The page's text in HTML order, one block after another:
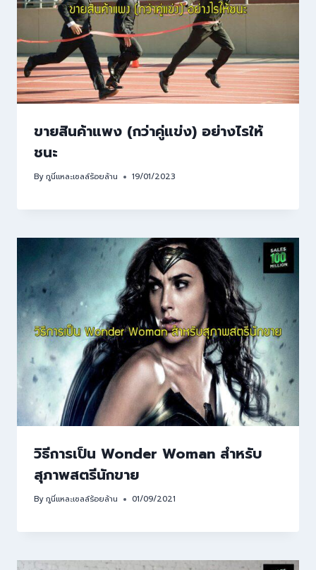
ขายสินค้าแพง (กว่าคู่แข่ง) อย่างไรให้
ชนะ
Byกูนี่แหละเซลล์ร้อยล้าน 19/01/2023
วิธีการเป็น Wonder Woman สำหรับ
สุภาพสตรีนักขาย
Byกูนี่แหละเซลล์ร้อยล้าน 01/09/2021